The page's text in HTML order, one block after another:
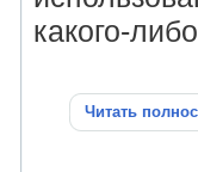
какого-
Читать